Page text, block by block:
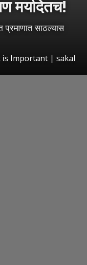
मर्यादेतच!
साठल्यास
is Important | sakal